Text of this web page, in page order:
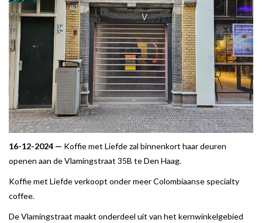
16-12-2024 — Koffie met Liefde zal binnenkort haar deuren
openen aan de Vlamingstraat 35B te Den Haag.
Koffie met Liefde verkoopt onder meer Colombiaanse specialty
coffee.
De Vlamingstraat maakt onderdeel uit van het kernwinkelgebied